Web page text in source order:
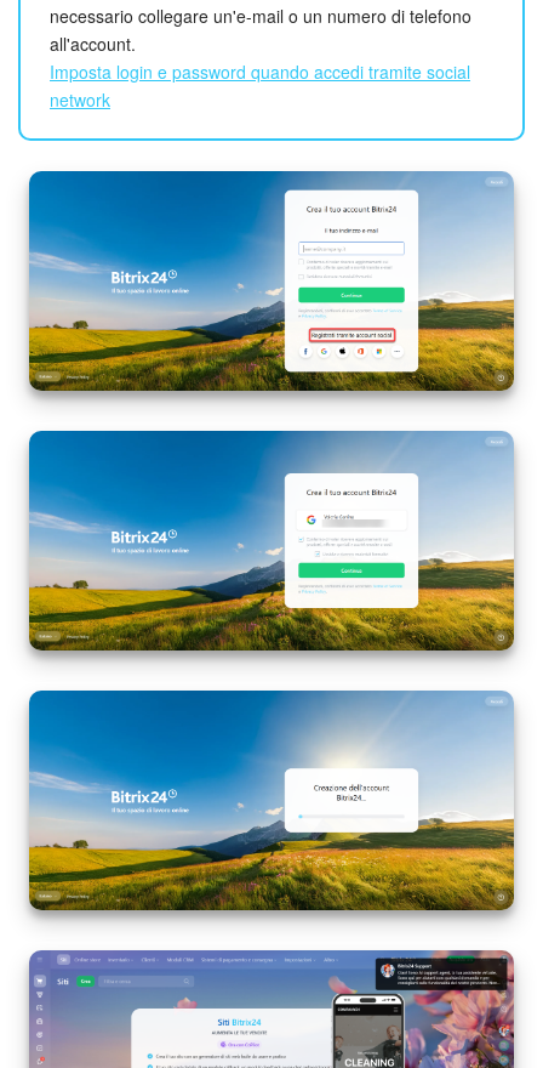
necessario collegare un'e-mail o un numero di telefono
all'account.
Imposta login e password quando accedi tramite social
network